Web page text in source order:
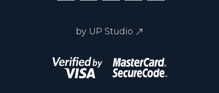
by UP Studio